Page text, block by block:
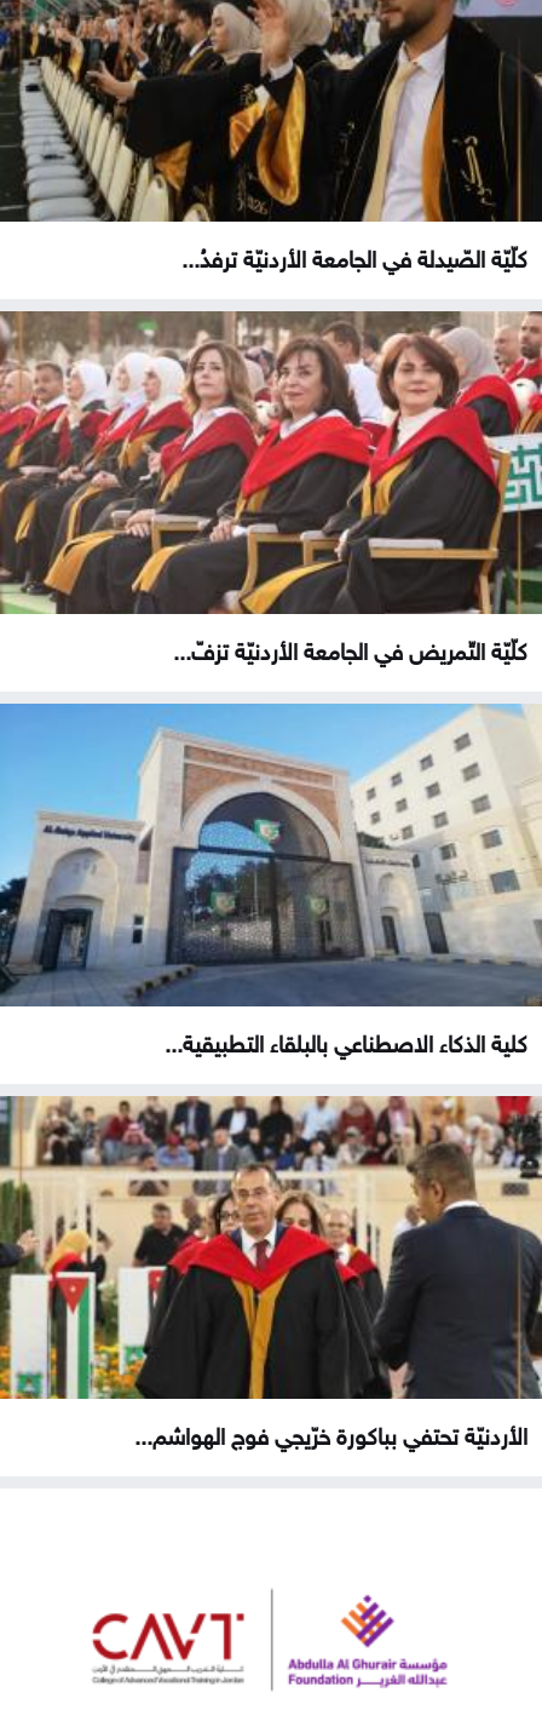
كلّيّة الصّيدلة في الجامعة الأردنيّة ترفدُ...
كلّيّة التّمريض في الجامعة الأردنيّة تزفّ...
كلية الذكاء الاصطناعي بالبلقاء التطبيقية...
الأردنيّة تحتفي بباكورة خرّيجي فوج الهواشم...